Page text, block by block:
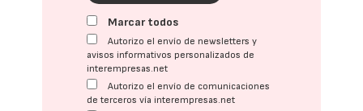
Marcar todos
Autorizo el envío de newsletters y
avisos informativos personalizados de
interempresas.net
Autorizo el envío de comunicaciones
de terceros vía interempresas.net